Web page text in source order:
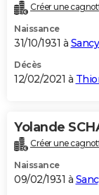
Créer une
Naissance
31/10/1931 à Sancy
Décès
12/02/2021 à
Yolande
Créer une
Naissance
09/02/1931 à